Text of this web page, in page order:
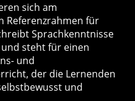
sich am
Referenzrahmen für
Sprachkenntnisse
steht für einen
und
der die Lernenden
und